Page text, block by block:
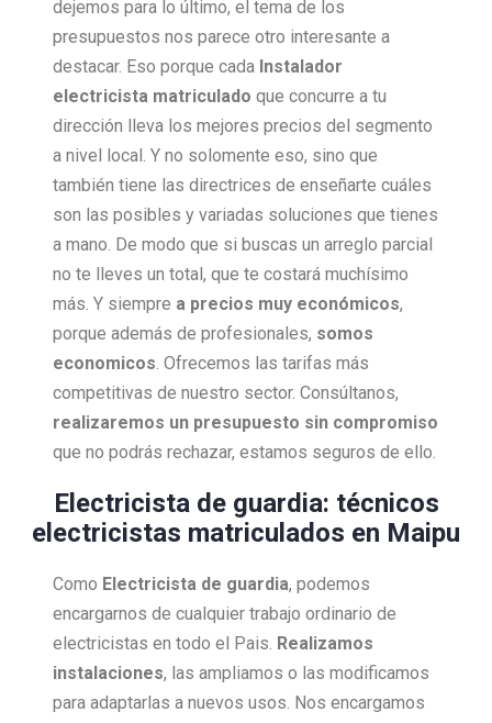
dejemos para lo último, el tema de los
presupuestos nos parece otro interesante a
destacar. Eso porque cada Instalador
electricista matriculado que concurre a tu
dirección lleva los mejores precios del segmento
a nivel local. Y no solomente eso, sino que
también tiene las directrices de enseñarte cuáles
son las posibles y variadas soluciones que tienes
a mano. De modo que si buscas un arreglo parcial
no te lleves un total, que te costará muchísimo
más. Y siempre a precios muy económicos,
porque además de profesionales, somos
economicos . Ofrecemos las tarifas más
competitivas de nuestro sector. Consúltanos,
realizaremos un presupuesto sin compromiso
que no podrás rechazar, estamos seguros de ello.
Electricista de guardia: técnicos
electricistas matriculados en Maipu
Como Electricista de guardia, podemos
encargarnos de cualquier trabajo ordinario de
electricistas en todo el Pais. Realizamos
instalaciones, las ampliamos o las modificamos
para adaptarlas a nuevos usos. Nos encargamos